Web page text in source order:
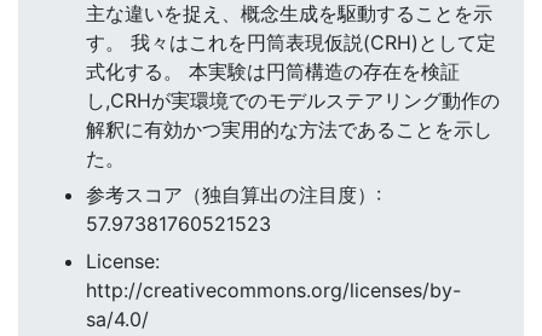
主な違いを捉え、概念生成を駆動することを示
す。 我々はこれを円筒表現仮説(CRH)として定
式化する。 本実験は円筒構造の存在を検証
し,CRHが実環境でのモデルステアリング動作の
解釈に有効かつ実用的な方法であることを示し
た。
参考スコア（独自算出の注目度）:
57.97381760521523
License:
http://creativecommons.org/licenses/by-
sa/4.0/